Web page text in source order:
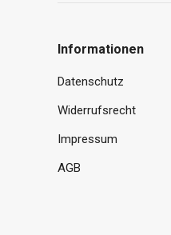
Informationen
Datenschutz
Widerrufsrecht
Impressum
AGB